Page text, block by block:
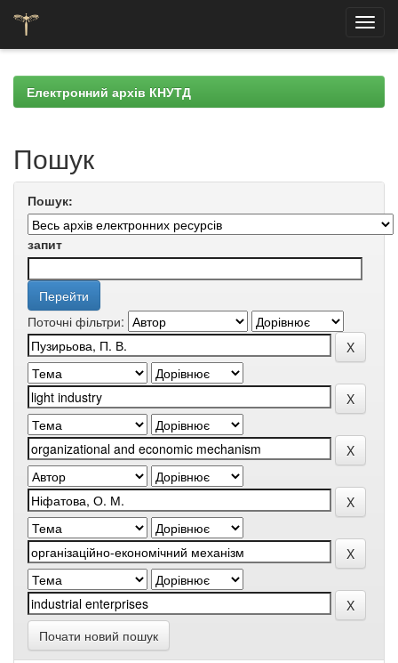
navigationЕлектронний архів КНУТД
Пошук
Пошук:
запит
Поточні фільтри:
Почати новий пошук